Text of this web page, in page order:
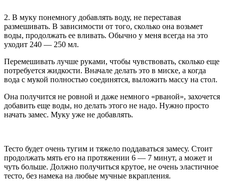
2. В муку понемногу добавлять воду, не переставая
размешивать. В зависимости от того, сколько она возьмет
воды, продолжать ее вливать. Обычно у меня всегда на это
уходит 240 — 250 мл.
Перемешивать лучше руками, чтобы чувствовать, сколько еще
потребуется жидкости. Вначале делать это в миске, а когда
вода с мукой полностью соединятся, выложить массу на стол.
Она получится не ровной и даже немного «рваной», захочется
добавить еще воды, но делать этого не надо. Нужно просто
начать замес. Муку уже не добавлять.
Тесто будет очень тугим и тяжело поддаваться замесу. Стоит
продолжать мять его на протяжении 6 — 7 минут, а может и
чуть больше. Должно получиться крутое, не очень эластичное
тесто, без намека на любые мучные вкрапления.